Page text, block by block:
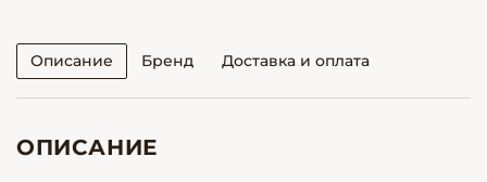
Описание Бренд Доставка и оплата
ОПИСАНИЕ